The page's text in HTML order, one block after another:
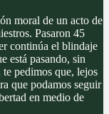
moral de un acto de
Pasaron 45
continúa el blindaje
está pasando, sin
pedimos que, lejos
que podamos seguir
en medio de